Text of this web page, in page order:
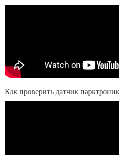
Как проверить датчик